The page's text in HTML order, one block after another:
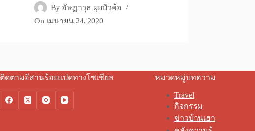
By อัษฏาวุธ ผุยบัวค้อ
On เมษายน 24, 2020
ติดตามอีสานร้อยแปดทางโซเชียล หมวดหมู่บทความ
Travel
กิจกรรม
ข่าวบ้านเฮา